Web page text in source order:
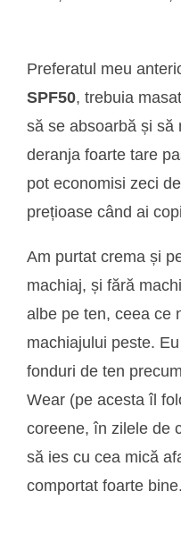
Preferatul meu
SPF50, trebuia
să se absoarbă și să
deranja foarte tare
pot economisi zeci
prețioase când ai
Am purtat crema și
machiaj, și fără
albe pe ten, ceea ce
machiajului peste.
fonduri de ten
Wear (pe acesta îl
coreene, în zilele de
să ies cu cea mică
comportat foarte bine.